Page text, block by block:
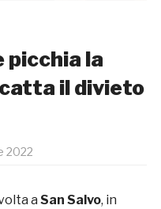
picchia la
il divieto
2022
a San Salvo, in